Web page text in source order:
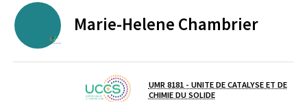
Marie-Helene Chambrier
Laboratoire / équipe
UMR 8181 - UNITE DE CATALYSE ET DE
CHIMIE DU SOLIDE